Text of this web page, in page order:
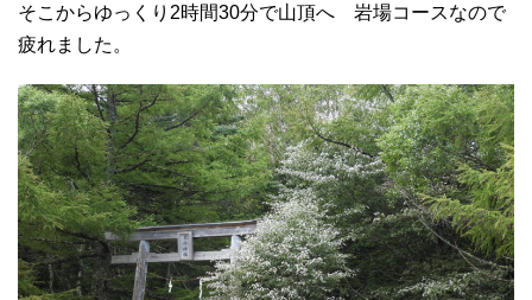
そこからゆっくり2時間30分で山頂へ 岩場コースなので
疲れました。